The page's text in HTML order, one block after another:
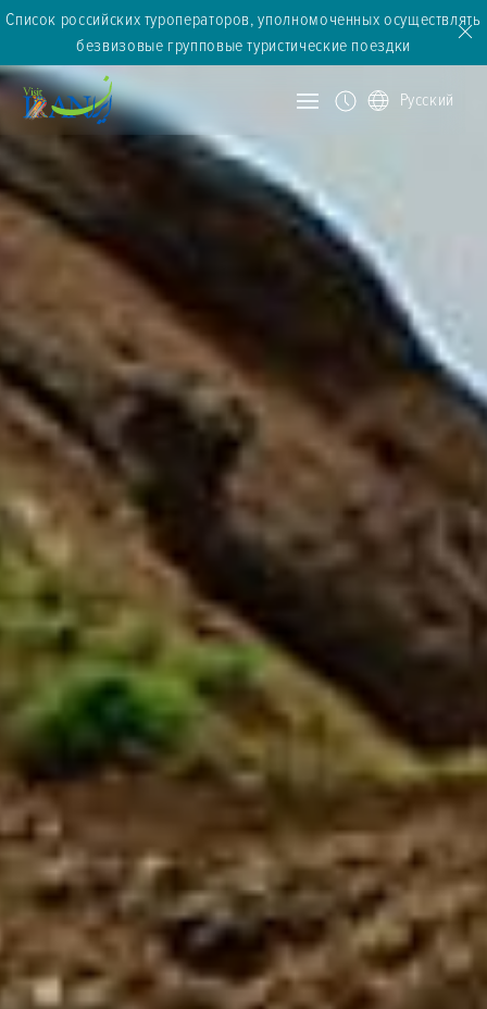
Список российских туроператоров, уполномоченных осуществлять
безвизовые групповые туристические поездки
Русский